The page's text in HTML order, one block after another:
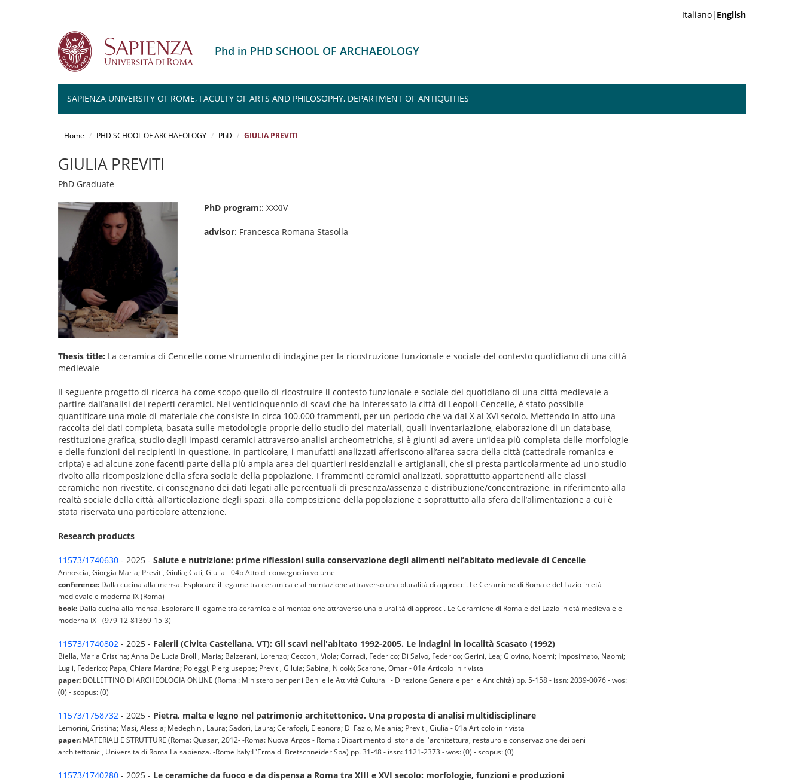
Italiano| English
Phd in PHD SCHOOL OF ARCHAEOLOGY
SAPIENZA UNIVERSITY OF ROME, FACULTY OF ARTS AND PHILOSOPHY, DEPARTMENT OF ANTIQUITIES
Home PHD SCHOOL OF ARCHAEOLOGY PhD GIULIA PREVITI
GIULIA PREVITI
PhD Graduate
PhD program:: XXXIV
advisor: Francesca Romana Stasolla
Thesis title: La ceramica di Cencelle come strumento di indagine per la ricostruzione funzionale e sociale del contesto quotidiano di una città
medievale
Il seguente progetto di ricerca ha come scopo quello di ricostruire il contesto funzionale e sociale del quotidiano di una città medievale a
partire dall’analisi dei reperti ceramici. Nel venticinquennio di scavi che ha interessato la città di Leopoli-Cencelle, è stato possibile
quantificare una mole di materiale che consiste in circa 100.000 frammenti, per un periodo che va dal X al XVI secolo. Mettendo in atto una
raccolta dei dati completa, basata sulle metodologie proprie dello studio dei materiali, quali inventariazione, elaborazione di un database,
restituzione grafica, studio degli impasti ceramici attraverso analisi archeometriche, si è giunti ad avere un’idea più completa delle morfologie
e delle funzioni dei recipienti in questione. In particolare, i manufatti analizzati afferiscono all’area sacra della città (cattedrale romanica e
cripta) e ad alcune zone facenti parte della più ampia area dei quartieri residenziali e artigianali, che si presta particolarmente ad uno studio
rivolto alla ricomposizione della sfera sociale della popolazione. I frammenti ceramici analizzati, soprattutto appartenenti alle classi
ceramiche non rivestite, ci consegnano dei dati legati alle percentuali di presenza/assenza e distribuzione/concentrazione, in riferimento alla
realtà sociale della città, all’articolazione degli spazi, alla composizione della popolazione e soprattutto alla sfera dell’alimentazione a cui è
stata riservata una particolare attenzione.
Research products
11573/1740630 - 2025 - Salute e nutrizione: prime riflessioni sulla conservazione degli alimenti nell’abitato medievale di Cencelle
Annoscia, Giorgia Maria; Previti, Giulia; Cati, Giulia - 04b Atto di convegno in volume
conference: Dalla cucina alla mensa. Esplorare il legame tra ceramica e alimentazione attraverso una pluralità di approcci. Le Ceramiche di Roma e del Lazio in età
medievale e moderna IX (Roma)
book: Dalla cucina alla mensa. Esplorare il legame tra ceramica e alimentazione attraverso una pluralità di approcci. Le Ceramiche di Roma e del Lazio in età medievale e
moderna IX - (979-12-81369-15-3)
11573/1740802 - 2025 - Falerii (Civita Castellana, VT): Gli scavi nell'abitato 1992-2005. Le indagini in località Scasato (1992)
Biella, Maria Cristina; Anna De Lucia Brolli, Maria; Balzerani, Lorenzo; Cecconi, Viola; Corradi, Federico; Di Salvo, Federico; Gerini, Lea; Giovino, Noemi; Imposimato, Naomi;
Lugli, Federico; Papa, Chiara Martina; Poleggi, Piergiuseppe; Previti, Giluia; Sabina, Nicolò; Scarone, Omar - 01a Articolo in rivista
paper: BOLLETTINO DI ARCHEOLOGIA ONLINE (Roma : Ministero per per i Beni e le Attività Culturali - Direzione Generale per le Antichità) pp. 5-158 - issn: 2039-0076 - wos:
(0) - scopus: (0)
11573/1758732 - 2025 - Pietra, malta e legno nel patrimonio architettonico. Una proposta di analisi multidisciplinare
Lemorini, Cristina; Masi, Alessia; Medeghini, Laura; Sadori, Laura; Cerafogli, Eleonora; Di Fazio, Melania; Previti, Giulia - 01a Articolo in rivista
paper: MATERIALI E STRUTTURE (Roma: Quasar, 2012- -Roma: Nuova Argos - Roma : Dipartimento di storia dell'architettura, restauro e conservazione dei beni
architettonici, Universita di Roma La sapienza. -Rome Italy:L'Erma di Bretschneider Spa) pp. 31-48 - issn: 1121-2373 - wos: (0) - scopus: (0)
11573/1740280 - 2025 - Le ceramiche da fuoco e da dispensa a Roma tra XIII e XVI secolo: morfologie, funzioni e produzioni